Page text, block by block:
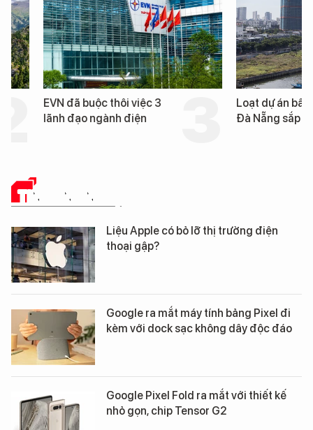
EVN đã buộc thôi việc 3
lãnh đạo ngành điện
Loạt dự án bất động
Đà Nẵng sắp bị kiểm
TIN CÔNG NGHỆ
Liệu Apple có bỏ lỡ thị trường điện
thoại gập?
Google ra mắt máy tính bảng Pixel đi
kèm với dock sạc không dây độc đáo
Google Pixel Fold ra mắt với thiết kế
nhỏ gọn, chip Tensor G2